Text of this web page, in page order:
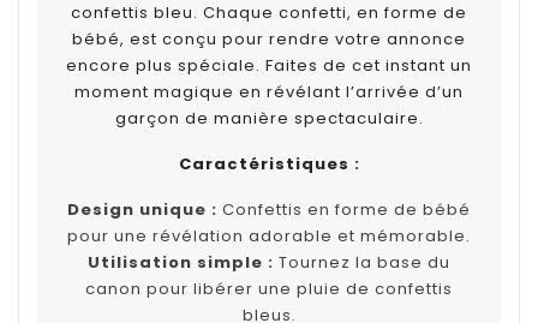
confettis bleu. Chaque confetti, en forme de
bébé, est conçu pour rendre votre annonce
encore plus spéciale. Faites de cet instant un
moment magique en révélant l’arrivée d’un
garçon de manière spectaculaire.
Caractéristiques :
Design unique : Confettis en forme de bébé
pour une révélation adorable et mémorable.
Utilisation simple : Tournez la base du
canon pour libérer une pluie de confettis
bleus.